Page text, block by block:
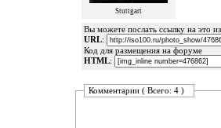
Stuttgart
Вы можете послать ссылку на это
URL:
Код для размещения на форуме
HTML:
Комментарии ( Всего: 4 )